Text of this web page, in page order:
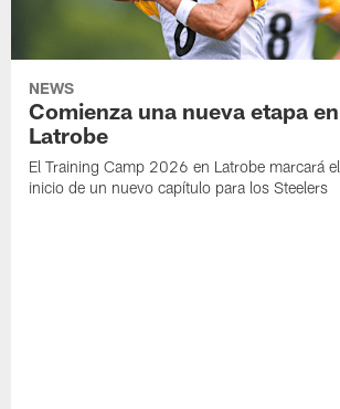
NEWS
Comienza una nueva etapa en
Latrobe
El Training Camp 2026 en Latrobe marcará el
inicio de un nuevo capítulo para los Steelers